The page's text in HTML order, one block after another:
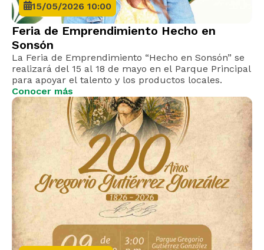
15/05/2026 10:00
Feria de Emprendimiento Hecho en
Sonsón
La Feria de Emprendimiento “Hecho en Sonsón” se
realizará del 15 al 18 de mayo en el Parque Principal
para apoyar el talento y los productos locales.
Conocer más